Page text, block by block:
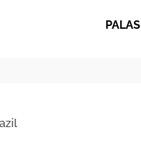
PALAS